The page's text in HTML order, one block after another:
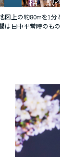
上の約80mを1分
日中平常時のもの